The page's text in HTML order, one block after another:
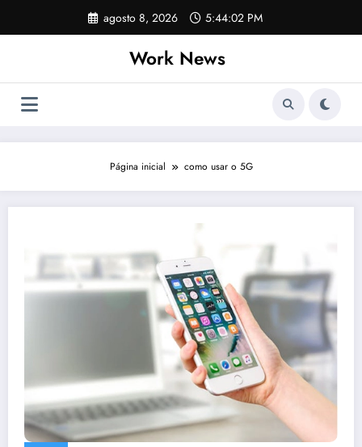
o
agosto 8, 2026 5:44:02 PM
Work News
Página inicial como usar o 5G